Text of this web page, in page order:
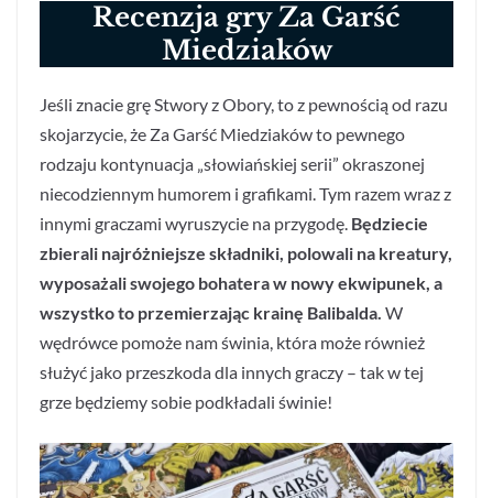
Recenzja gry Za Garść
Miedziaków
Jeśli znacie grę Stwory z Obory, to z pewnością od razu
skojarzycie, że Za Garść Miedziaków to pewnego
rodzaju kontynuacja „słowiańskiej serii” okraszonej
niecodziennym humorem i grafikami. Tym razem wraz z
innymi graczami wyruszycie na przygodę. Będziecie
zbierali najróżniejsze składniki, polowali na kreatury,
wyposażali swojego bohatera w nowy ekwipunek, a
wszystko to przemierzając krainę Balibalda. W
wędrówce pomoże nam świnia, która może również
służyć jako przeszkoda dla innych graczy – tak w tej
grze będziemy sobie podkładali świnie!